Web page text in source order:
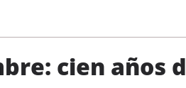
cien años